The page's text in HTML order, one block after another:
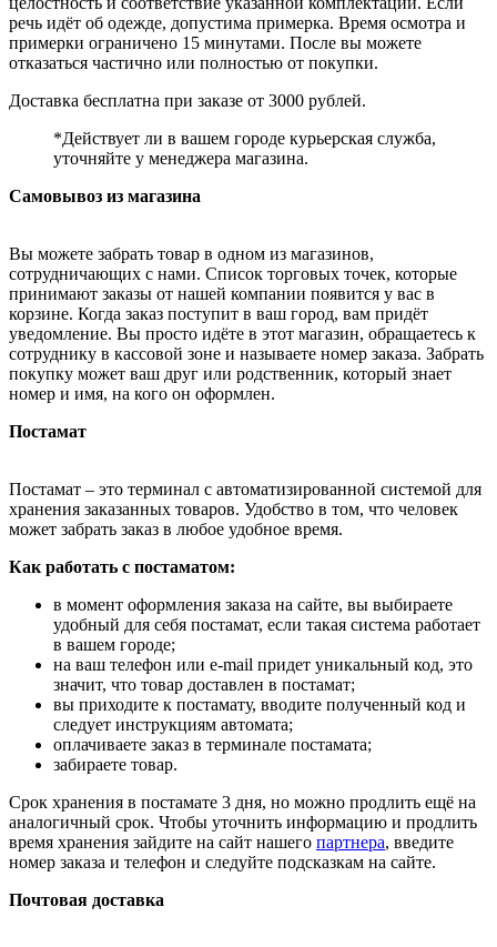
речь идёт об одежде, допустима примерка. Время осмотра и
примерки ограничено 15 минутами. После вы можете
отказаться частично или полностью от покупки.
Доставка бесплатна при заказе от 3000 рублей.
*Действует ли в вашем городе курьерская служба,
уточняйте у менеджера магазина.
Самовывоз из магазина
Вы можете забрать товар в одном из магазинов,
сотрудничающих с нами. Список торговых точек, которые
принимают заказы от нашей компании появится у вас в
корзине. Когда заказ поступит в ваш город, вам придёт
уведомление. Вы просто идёте в этот магазин, обращаетесь к
сотруднику в кассовой зоне и называете номер заказа. Забрать
покупку может ваш друг или родственник, который знает
номер и имя, на кого он оформлен.
Постамат
Постамат – это терминал с автоматизированной системой для
хранения заказанных товаров. Удобство в том, что человек
может забрать заказ в любое удобное время.
Как работать с постаматом:
в момент оформления заказа на сайте, вы выбираете
удобный для себя постамат, если такая система работает
в вашем городе;
на ваш телефон или e-mail придет уникальный код, это
значит, что товар доставлен в постамат;
вы приходите к постамату, вводите полученный код и
следует инструкциям автомата;
оплачиваете заказ в терминале постамата;
забираете товар.
Срок хранения в постамате 3 дня, но можно продлить ещё на
аналогичный срок. Чтобы уточнить информацию и продлить
время хранения зайдите на сайт нашего партнера, введите
номер заказа и телефон и следуйте подсказкам на сайте.
Почтовая доставка